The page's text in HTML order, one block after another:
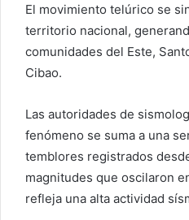
El movimiento telúrico se
territorio nacional,
comunidades del Este,
Cibao.
Las autoridades de
fenómeno se suma a una
temblores registrados
magnitudes que oscilaron
refleja una alta actividad